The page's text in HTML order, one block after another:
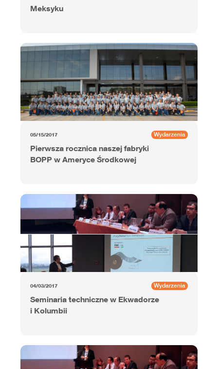
Meksyku
05/15/2017 Wydarzenia
Pierwsza rocznica naszej fabryki
BOPP w Ameryce Środkowej
04/03/2017 Wydarzenia
Seminaria techniczne w Ekwadorze
i Kolumbii